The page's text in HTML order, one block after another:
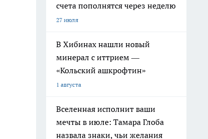
счета пополнятся через неделю
27 июля
В Хибинах нашли новый
минерал с иттрием —
«Кольский ашкрофтин»
1 августа
Вселенная исполнит ваши
мечты в июле: Тамара Глоба
назвала знаки, чьи желания